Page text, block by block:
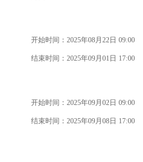
开始时间：2025年08月22日 09:00
结束时间：2025年09月01日 17:00
开始时间：2025年09月02日 09:00
结束时间：2025年09月08日 17:00